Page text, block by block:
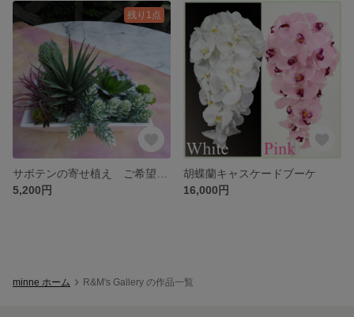
残り1点
5,200円
胡蝶蘭キャスケードブーケ
16,000円
minne ホーム R&M's Gallery の作品一覧